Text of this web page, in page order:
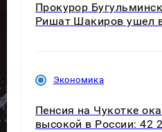
Прокурор
Ришат Шакиров ушел
Экономика
Пенсия на Чукотке
высокой в России: 42